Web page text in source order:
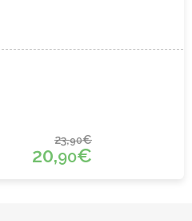
23,90€
20,90€